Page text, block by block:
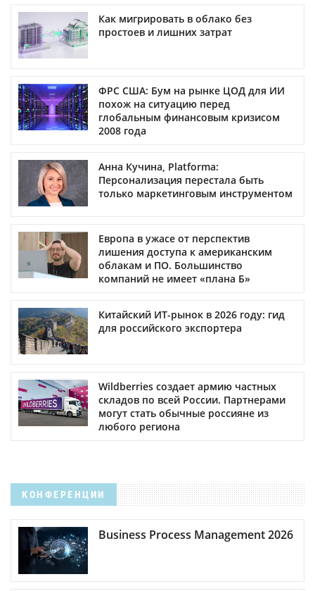
Как мигрировать в облако без
простоев и лишних затрат
ФРС США: Бум на рынке ЦОД для ИИ
похож на ситуацию перед
глобальным финансовым кризисом
2008 года
Анна Кучина, Platforma:
Персонализация перестала быть
только маркетинговым инструментом
Европа в ужасе от перспектив
лишения доступа к американским
облакам и ПО. Большинство
компаний не имеет «плана Б»
Китайский ИТ-рынок в 2026 году: гид
для российского экспортера
Wildberries создает армию частных
складов по всей России. Партнерами
могут стать обычные россияне из
любого региона
КОНФЕРЕНЦИИ
Business Process Management 2026